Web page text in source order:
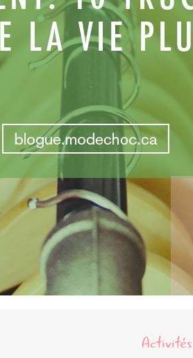
Activités